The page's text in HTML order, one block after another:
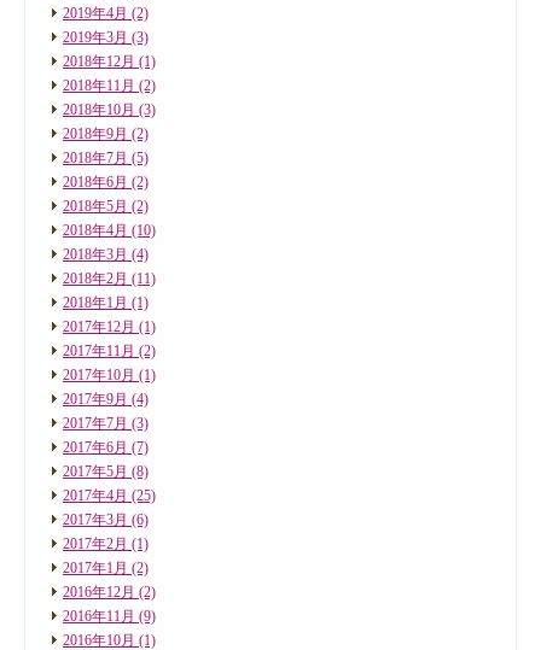
2019年4月 (2)
2019年3月 (3)
2018年12月 (1)
2018年11月 (2)
2018年10月 (3)
2018年9月 (2)
2018年7月 (5)
2018年6月 (2)
2018年5月 (2)
2018年4月 (10)
2018年3月 (4)
2018年2月 (11)
2018年1月 (1)
2017年12月 (1)
2017年11月 (2)
2017年10月 (1)
2017年9月 (4)
2017年7月 (3)
2017年6月 (7)
2017年5月 (8)
2017年4月 (25)
2017年3月 (6)
2017年2月 (1)
2017年1月 (2)
2016年12月 (2)
2016年11月 (9)
2016年10月 (1)